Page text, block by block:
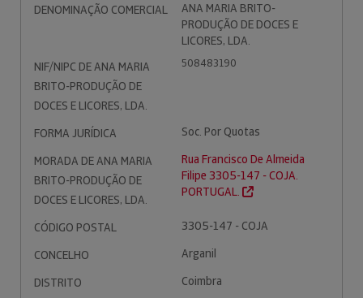
DENOMINAÇÃO COMERCIAL
ANA MARIA BRITO-
PRODUÇÃO DE DOCES E
LICORES, LDA.
NIF/NIPC DE ANA MARIA
BRITO-PRODUÇÃO DE
DOCES E LICORES, LDA.
508483190
FORMA JURÍDICA
Soc. Por Quotas
MORADA DE ANA MARIA
BRITO-PRODUÇÃO DE
DOCES E LICORES, LDA.
Rua Francisco De Almeida
Filipe 3305-147 - COJA.
PORTUGAL.
CÓDIGO POSTAL
3305-147 - COJA
CONCELHO
Arganil
DISTRITO
Coimbra